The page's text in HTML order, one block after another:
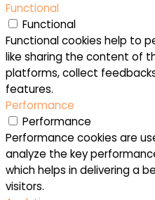
Functional
Functional
Functional cookies help to
like sharing the content of
platforms, collect
features.
Performance
Performance
Performance cookies are
analyze the key
which helps in delivering a
visitors.